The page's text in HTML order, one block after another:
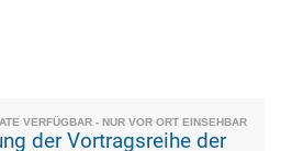
VERFÜGBAR - NUR VOR ORT EINSEHBAR